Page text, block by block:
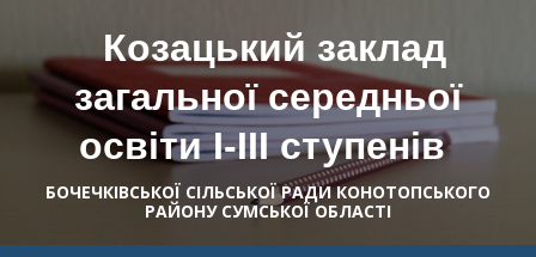
content
Козацький заклад
загальної середньої
освіти І-ІІІ ступенів
БОЧЕЧКІВСЬКОЇ СІЛЬСЬКОЇ РАДИ КОНОТОПСЬКОГО
РАЙОНУ СУМСЬКОЇ ОБЛАСТІ